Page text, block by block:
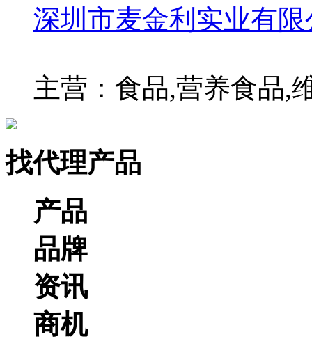
深圳市麦金利实业有限
主营：食品,营养食品,
找代理产品
产品
品牌
资讯
商机